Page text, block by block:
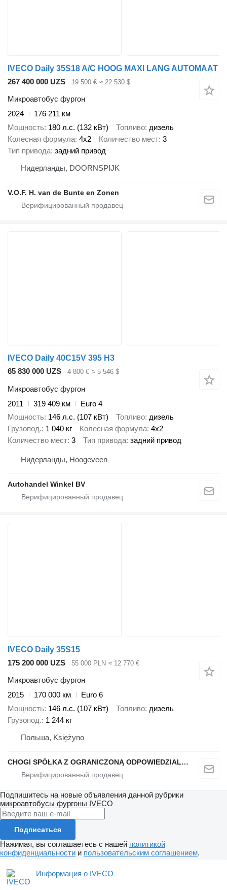
IVECO Daily 35S18 A/C HOOG MAXI LANG AUTOMAAT
267 400 000 UZS
19 500 € ≈ 22 530 $
Микроавтобус фургон
2024
176 211 км
Мощность 180 л.с. (132 кВт) Топливо дизель
Колесная формула 4x2 Количество мест 3
Тип привода задний привод
Нидерланды, DOORNSPIJK
V.O.F. H. van de Bunte en Zonen
IVECO Daily 40C15V 395 H3
65 830 000 UZS
4 800 € ≈ 5 546 $
Микроавтобус фургон
2011
319 409 км
Euro 4
Мощность 146 л.с. (107 кВт) Топливо дизель
Грузопод. 1 040 кг Колесная формула 4x2
Количество мест 3 Тип привода задний привод
Нидерланды, Hoogeveen
Autohandel Winkel BV
IVECO Daily 35S15
175 200 000 UZS
55 000 PLN ≈ 12 770 €
Микроавтобус фургон
2015
170 000 км
Euro 6
Мощность 146 л.с. (107 кВт) Топливо дизель
Грузопод. 1 244 кг
Польша, Księżyno
CHOGI SPÓŁKA Z OGRANICZONĄ ODPOWIEDZIALNOŚCIĄ
Подпишитесь на новые объявления данной рубрики
микроавтобусы фургоны IVECO
Подписаться
Нажимая, вы соглашаетесь с нашей политикой
конфиденциальности и пользовательским соглашением.
Информация о IVECO